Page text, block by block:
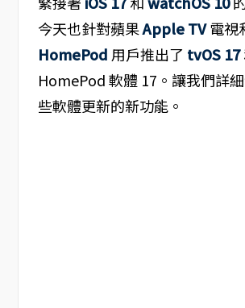
今天也針對蘋果Apple TV電視
HomePod 用戶推出了 tvOS 17
HomePod 軟體 17。讓我們詳
些軟體更新的新功能。